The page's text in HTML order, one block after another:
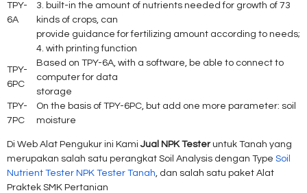
TPY-
6A
3. built-in the amount of nutrients needed for growth of 73
kinds of crops, can
provide guidance for fertilizing amount according to needs;
4. with printing function
TPY-
6PC
Based on TPY-6A, with a software, be able to connect to
computer for data
storage
TPY-
7PC
On the basis of TPY-6PC, but add one more parameter: soil
moisture
Di Web Alat Pengukur ini KamiJual NPK Testeruntuk Tanah yang
merupakan salah satu perangkat Soil Analysis dengan Type Soil
Nutrient Tester NPK Tester Tanah, dan salah satu paket Alat
Praktek SMK Pertanian